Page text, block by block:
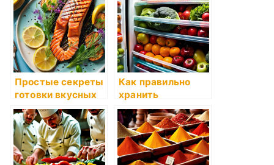
идеи
тонкостях и
секретах
пекарства
Простые секреты
готовки вкусных
обедов на каждый
день
Как правильно
хранить
продукты, чтобы
они дольше
оставались
свежими и
вкусными